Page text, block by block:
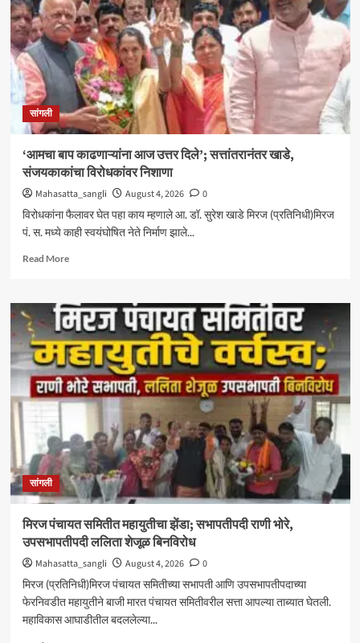
विद्यार्थी
मंत्रिमंडळाचा
पदग्रहण
सोहळा
सांगली
‘आमचा बाप काढणाऱ्यांना आज उत्तर दिले’; सत्तांतरानंतर खाडे,
संजयकाकांचा विरोधकांवर निशाणा
Mahasatta_sangli August 4, 2026
0
विरोधकांना फैलावर घेत पहा काय म्हणाले आ. डॉ. सुरेश खाडे मिरज (प्रतिनिधी)मिरज
पं. स. मध्ये काही स्वयंघोषित नेते निर्माण झाले...
Read MoreRead
‘आमचा
बाप
काढणाऱ्यांना
आज
उत्तर
दिले’;
सत्तांतरानंतर
संजयकाकांचा
विरोधकांवर
निशाणा
सांगली
मिरज पंचायत समितीत महायुतीचा झेंडा; सभापतीपदी राणी भोरे,
उपसभापतीपदी ललिता शेजूळ बिनविरोध
Mahasatta_sangli August 4, 2026
0
मिरज (प्रतिनिधी)मिरज पंचायत समितीच्या सभापती आणि उपसभापतीपदाच्या
फेरनिवडीत महायुतीने बाजी मारत पंचायत समितीवरील सत्ता आपल्या ताब्यात घेतली.
महाविकास आघाडीतील बदललेल्या...